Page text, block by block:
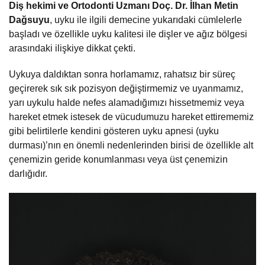
Diş hekimi ve Ortodonti Uzmanı Doç. Dr. İlhan Metin
Dağsuyu, uyku ile ilgili demecine yukarıdaki cümlelerle
başladı ve özellikle uyku kalitesi ile dişler ve ağız bölgesi
arasındaki ilişkiye dikkat çekti.
Uykuya daldıktan sonra horlamamız, rahatsız bir süreç
geçirerek sık sık pozisyon değiştirmemiz ve uyanmamız,
yarı uykulu halde nefes alamadığımızı hissetmemiz veya
hareket etmek istesek de vücudumuzu hareket ettirememiz
gibi belirtilerle kendini gösteren uyku apnesi (uyku
durması)’nın en önemli nedenlerinden birisi de özellikle alt
çenemizin geride konumlanması veya üst çenemizin
darlığıdır.